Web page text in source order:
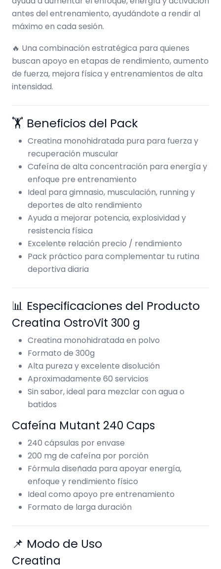
antes del entrenamiento, ayudándote a rendir al
máximo en cada sesión.
🔥 Una combinación estratégica para quienes
buscan apoyo en etapas de rendimiento, aumento
de fuerza, mejora física y entrenamientos de alta
intensidad.
🏋️ Beneficios del Pack
Creatina monohidratada pura para fuerza y
recuperación muscular
Cafeína de alta concentración para energía y
enfoque pre entrenamiento
Ideal para gimnasio, musculación, running y
deportes de alto rendimiento
Ayuda a mejorar potencia, explosividad y
resistencia física
Excelente relación precio / rendimiento
Pack práctico para complementar tu rutina
deportiva diaria
📊 Especificaciones del Producto
Creatina OstroVit 300 g
Creatina monohidratada en polvo
Formato de 300g
Alta pureza y excelente disolución
Aproximadamente 60 servicios
Sin sabor, ideal para mezclar con agua o
batidos
Cafeína Mutant 240 Caps
240 cápsulas por envase
200 mg de cafeína por porción
Fórmula diseñada para apoyar energía,
enfoque y rendimiento físico
Ideal como apoyo pre entrenamiento
Formato de larga duración
📌 Modo de Uso
Creatina